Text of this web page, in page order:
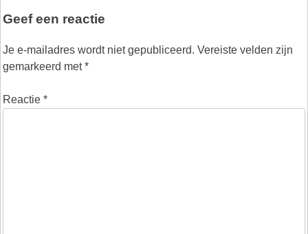
Geef een reactie
Je e-mailadres wordt niet gepubliceerd. Vereiste velden zijn
gemarkeerd met*
Reactie *